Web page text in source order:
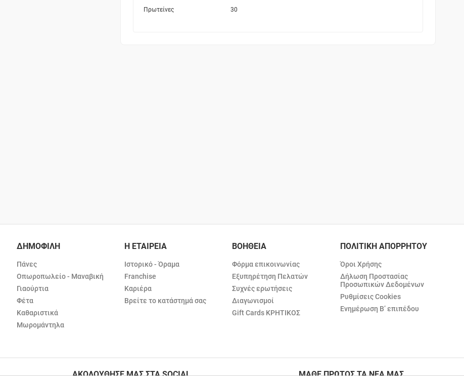
Πρωτείνες 30
ΔΗΜΟΦΙΛΗ
Πάνες
Οπωροπωλείο - Μαναβική
Γιαούρτια
Φέτα
Καθαριστικά
Μωρομάντηλα
Η ΕΤΑΙΡΕΙΑ
Ιστορικό - Όραμα
Franchise
Καριέρα
Βρείτε το κατάστημά σας
ΒΟΗΘΕΙΑ
Φόρμα επικοινωνίας
Εξυπηρέτηση Πελατών
Συχνές ερωτήσεις
Διαγωνισμοί
Gift Cards ΚΡΗΤΙΚΟΣ
ΠΟΛΙΤΙΚΗ ΑΠΟΡΡΗΤΟΥ
Όροι Χρήσης
Δήλωση Προστασίας
Προσωπικών Δεδομένων
Ρυθμίσεις Cookies
Ενημέρωση Β’ επιπέδου